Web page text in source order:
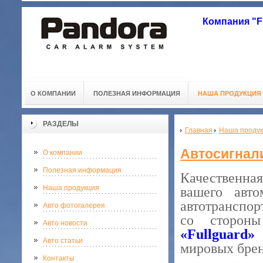
Компания
О КОМПАНИИ ПОЛЕЗНАЯ ИНФОРМАЦИЯ НАША ПРОДУКЦИЯ
РАЗДЕЛЫ
О компании
Полезная информация
Наша продукция
Авто фотогалерея
Авто новости
Авто статьи
Контакты
Главная Наша
вашего
со
«Fullguard»
мировых